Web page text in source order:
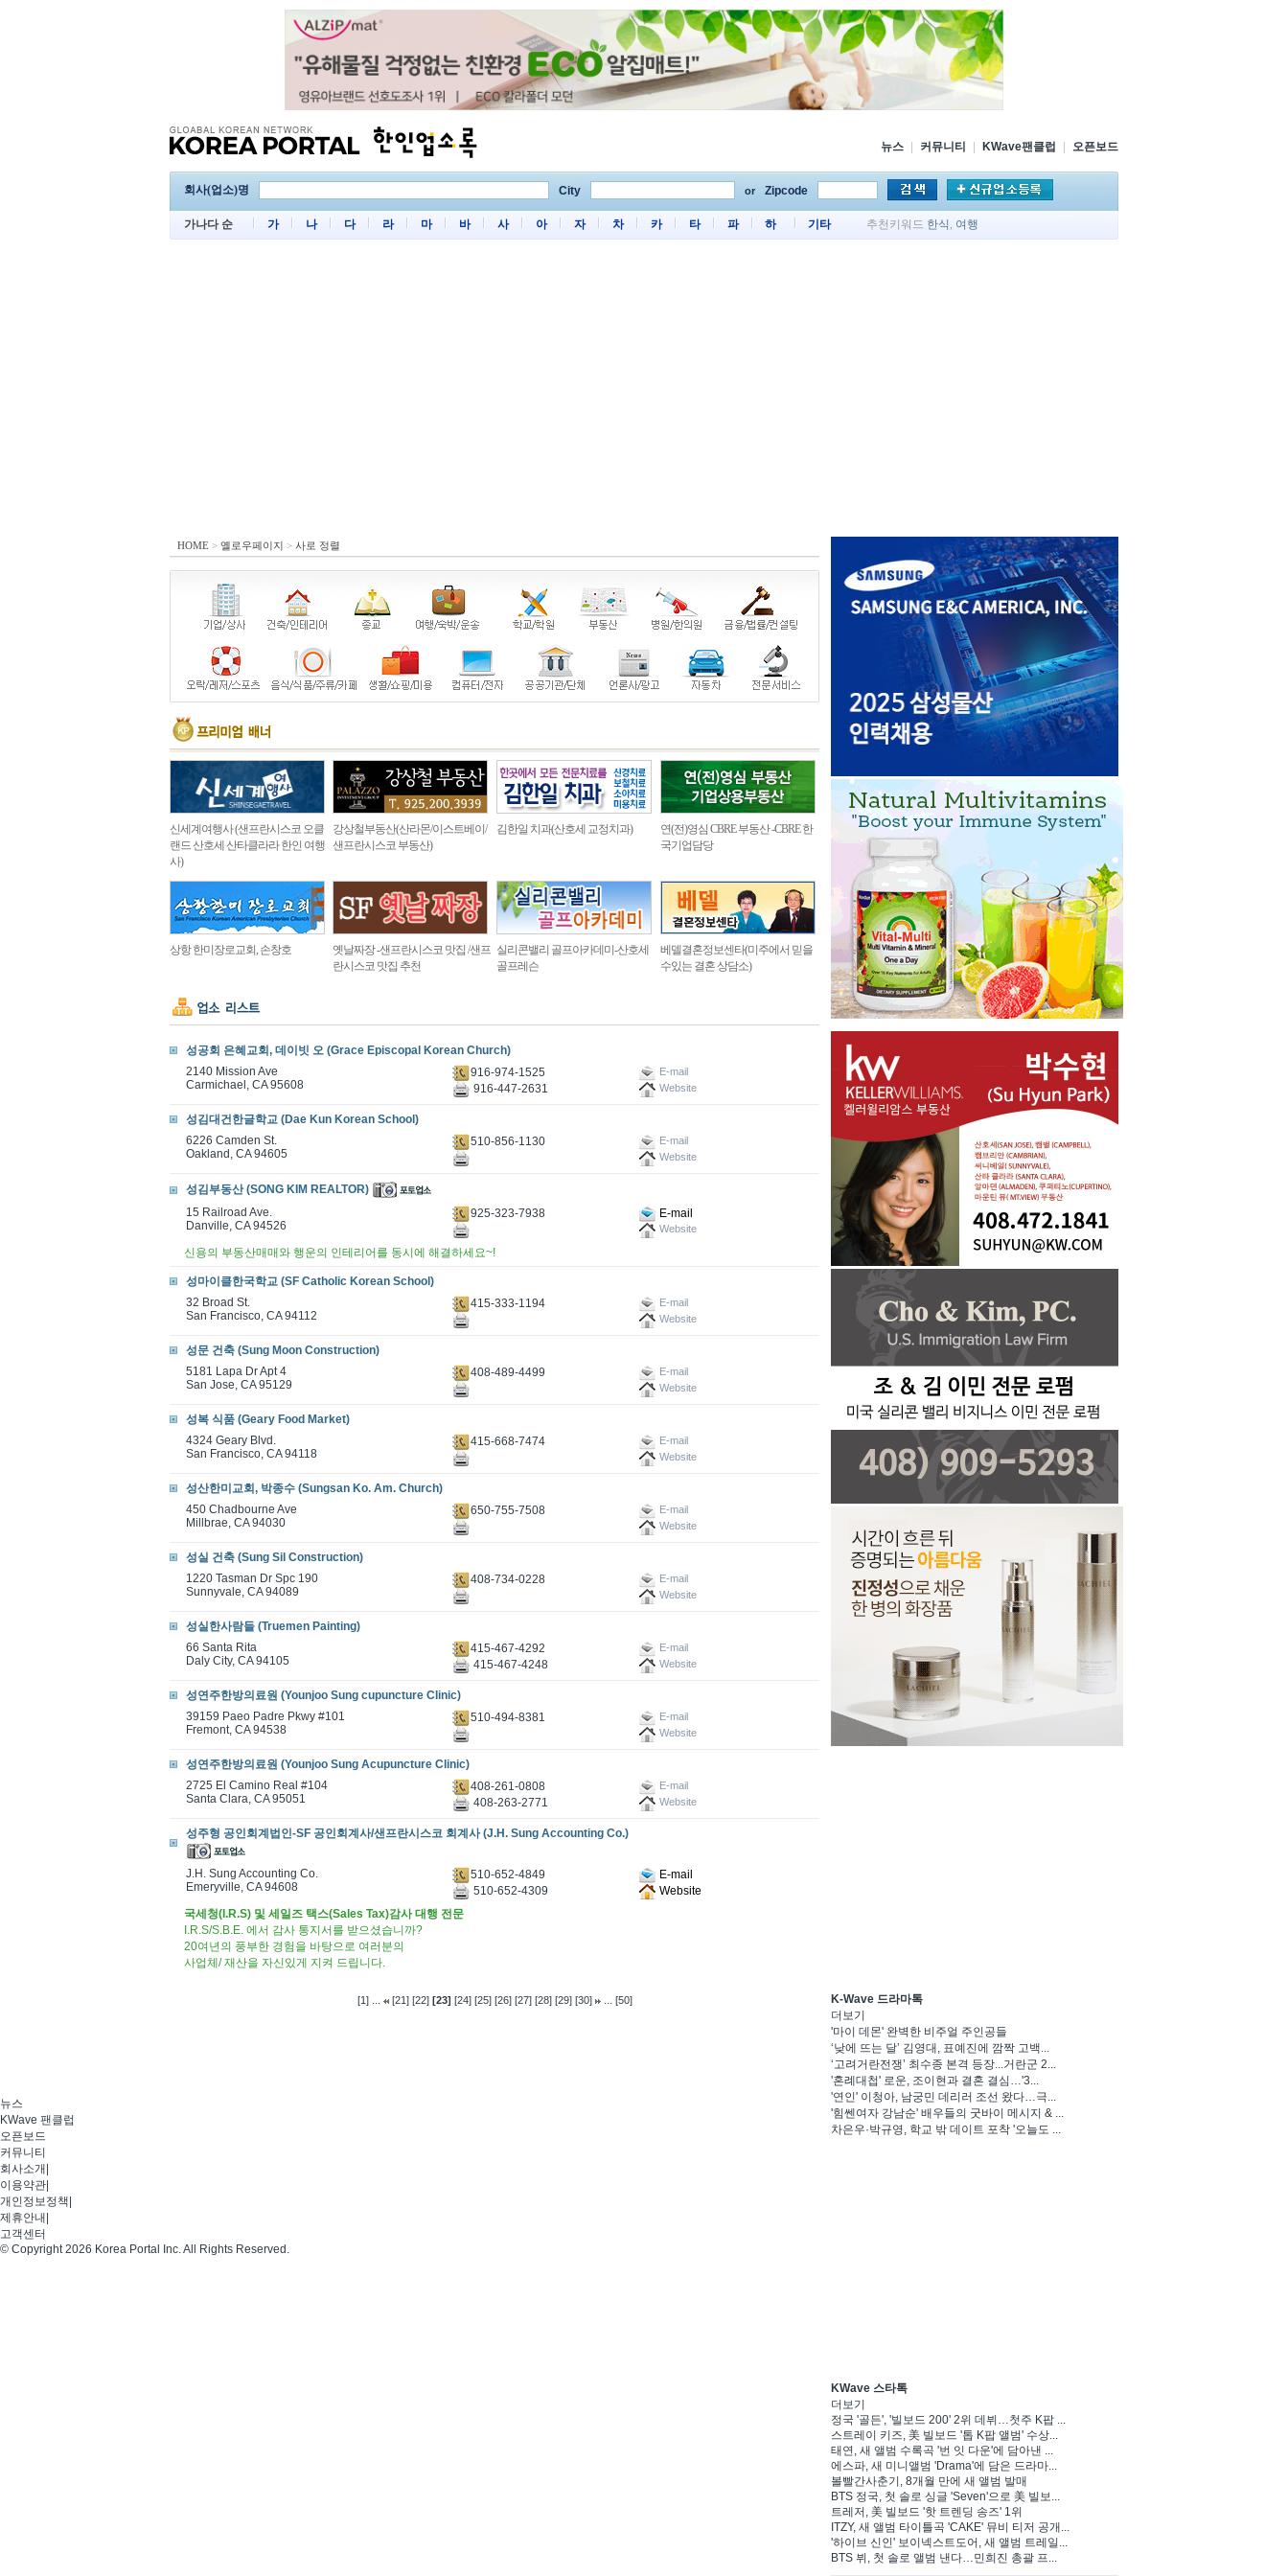
뉴스 커뮤니티 KWave팬클럽 오픈보드
회사(업소)명 City or Zipcode
가나다 순 가 나 다 라 마 바 사 아 자 차 카 타 파 하 기타 추천키워드 한식 , 여행
HOME > 옐로우페이지 > 사로 정렬
신세계여행사 (샌프란시스코 오클
랜드 산호세 산타클라라 한인 여행
사)
강상철부동산(산라몬/이스트베이/
샌프란시스코 부동산)
김한일 치과(산호세 교정치과)
연(전)영심 CBRE 부동산 -CBRE 한
국기업담당
상항 한미장로교회, 손창호
옛날짜장 -샌프란시스코 맛집 /샌프
란시스코 맛집 추천
실리콘밸리 골프아카데미-산호세
골프레슨
베델결혼정보센타(미주에서 믿을
수있는 결혼 상담소)
성공회 은혜교회, 데이빗 오 (Grace Episcopal Korean Church)
2140 Mission Ave
Carmichael, CA 95608
916-974-1525 E-mail
916-447-2631 Website
성김대건한글학교 (Dae Kun Korean School)
6226 Camden St.
Oakland, CA 94605
510-856-1130
E-mail
Website
성김부동산 (SONG KIM REALTOR)
15 Railroad Ave.
Danville, CA 94526
925-323-7938 E-mail
Website
신용의 부동산매매와 행운의 인테리어를 동시에 해결하세요~!
성마이클한국학교 (SF Catholic Korean School)
32 Broad St.
San Francisco, CA 94112
415-333-1194
E-mail
Website
성문 건축 (Sung Moon Construction)
5181 Lapa Dr Apt 4
San Jose, CA 95129
408-489-4499
E-mail
Website
성복 식품 (Geary Food Market)
4324 Geary Blvd.
San Francisco, CA 94118
415-668-7474
E-mail
Website
성산한미교회, 박종수 (Sungsan Ko. Am. Church)
450 Chadbourne Ave
Millbrae, CA 94030
650-755-7508
E-mail
Website
성실 건축 (Sung Sil Construction)
1220 Tasman Dr Spc 190
Sunnyvale, CA 94089
408-734-0228
E-mail
Website
성실한사람들 (Truemen Painting)
66 Santa Rita
Daly City, CA 94105
415-467-4292 E-mail
415-467-4248 Website
성연주한방의료원 (Younjoo Sung cupuncture Clinic)
39159 Paeo Padre Pkwy #101
Fremont, CA 94538
510-494-8381
E-mail
Website
성연주한방의료원 (Younjoo Sung Acupuncture Clinic)
2725 El Camino Real #104
Santa Clara, CA 95051
408-261-0808 E-mail
408-263-2771 Website
성주형 공인회계법인-SF 공인회계사/샌프란시스코 회계사 (J.H. Sung Accounting Co.)
J.H. Sung Accounting Co.
Emeryville, CA 94608
510-652-4849
E-mail
510-652-4309
Website
국세청(I.R.S) 및 세일즈 택스(Sales Tax)감사 대행 전문
I.R.S/S.B.E. 에서 감사 통지서를 받으셨습니까?
20여년의 풍부한 경험을 바탕으로 여러분의
사업체/ 재산을 자신있게 지켜 드립니다.
[1]... [21] [22] [23] [24] [25] [26] [27] [28] [29] [30] ... [50]
K-Wave 드라마톡
더보기
'마이 데몬' 완벽한 비주얼 주인공들
‘낮에 뜨는 달’ 김영대, 표예진에 깜짝 고백...
‘고려거란전쟁’ 최수종 본격 등장...거란군 2...
'혼례대첩' 로운, 조이현과 결혼 결심…'3...
'연인' 이청아, 남궁민 데리러 조선 왔다…극...
'힘쎈여자 강남순' 배우들의 굿바이 메시지 & ...
차은우·박규영, 학교 밖 데이트 포착 '오늘도 ...
KWave 스타톡
더보기
정국 '골든', '빌보드 200' 2위 데뷔…첫주 K팝 ...
스트레이 키즈, 美 빌보드 '톱 K팝 앨범' 수상...
태연, 새 앨범 수록곡 '번 잇 다운'에 담아낸 ...
에스파, 새 미니앨범 'Drama'에 담은 드라마...
볼빨간사춘기, 8개월 만에 새 앨범 발매
BTS 정국, 첫 솔로 싱글 'Seven'으로 美 빌보...
트레저, 美 빌보드 '핫 트렌딩 송즈' 1위
ITZY, 새 앨범 타이틀곡 'CAKE' 뮤비 티저 공개...
'하이브 신인' 보이넥스트도어, 새 앨범 트레일...
BTS 뷔, 첫 솔로 앨범 낸다…민희진 총괄 프...
뉴스
KWave 팬클럽
오픈보드
커뮤니티
회사소개
이용약관
개인정보정책
제휴안내
고객센터
© Copyright 2026 Korea Portal Inc. All Rights Reserved.